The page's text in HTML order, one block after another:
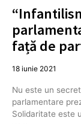
față de
18 iunie 2021
Nu este un
parlamentare
Solidaritate este